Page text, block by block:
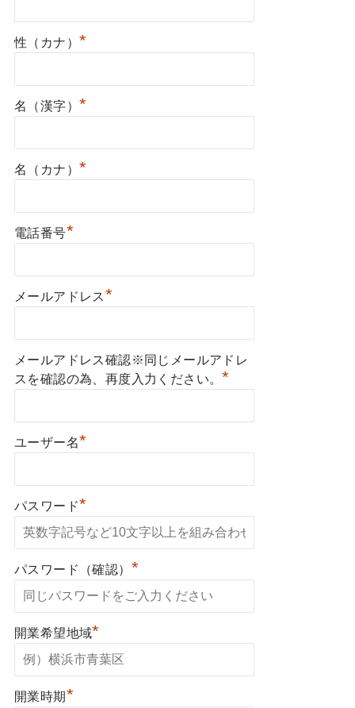
性（カナ） *
名（漢字） *
名（カナ） *
電話番号*
メールアドレス*
メールアドレス確認※同じメールアドレ
スを確認の為、再度入力ください。*
ユーザー名*
パスワード*
パスワード（確認） *
開業希望地域*
開業時期*